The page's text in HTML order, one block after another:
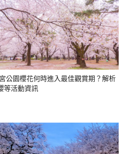
公園櫻花何時進入最佳觀賞期？解析
等活動資訊